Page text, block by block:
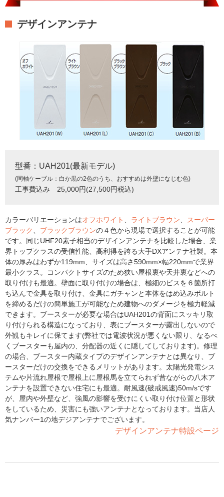
デザインアンテナ
型番：UAH201(最新モデル)
(同軸ケーブル：白か黒の2色のうち、おすすめは外壁になじむ色)
工事費込み 25,000円(27,500円税込)
カラーバリエーションはオフホワイト 、 ライトブラウン、 スーパー
ブラック、 ブラックブラウンの４色から現場で選択することが可能
です。同じUHF20素子相当のデザインアンテナを比較した場合、業
界トップクラスの受信性能、高利得を誇る大手DXアンテナ社製。本
体の厚みはわずか119mm、サイズは高さ590mm×幅220mmで業界
最小クラス。コンパクトサイズのため狭い屋根裏や天井裏などへの
取り付けも最適。壁面に取り付けの場合は、極細のビスを６箇所打
ち込んで金具を取り付け、金具にガチャンと本体をはめ込みボルト
を締めるだけの簡単施工が可能なため建物へのダメージを極力軽減
できます。ブースターが必要な場合はUAH201の背面にスッキリ取
り付けられる構造になっており、表にブースターが露出しないので
外観もキレイに保てます(弊社では電波状況が悪くない限り、なるべ
くブースターも屋内の、分配器の近くに隠してしております)。修理
の場合、ブースター内蔵タイプのデザインアンテナとは異なり、ブ
ースターだけの交換をできるメリットがあります。太陽光発電シス
テムや片流れ屋根で屋根上に屋根馬を立てられず昔ながらの八木ア
ンテナを設置できない住宅にも最適。耐風速(破戒風速)50m/sです
が、屋内や外壁など、強風の影響を受けにくい取り付け位置と形状
をしているため、災害にも強いアンテナとなっております。当店人
気ナンバー1の地デジアンテナでございます。
デザインアンテナ特設ページ